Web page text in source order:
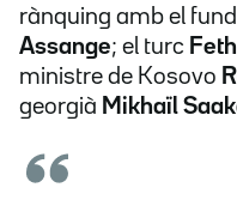
rànquing amb el
Assange; el turc
ministre de Kosovo
georgià Mikhaïl